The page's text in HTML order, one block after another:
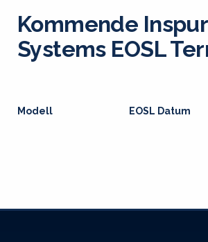
Kommende
Systems EOSL
Modell EOSL Datum